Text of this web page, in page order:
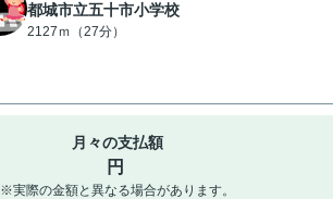
都城市立五十市小学校
2127ｍ（27分）
月々の支払額
円
※実際の金額と異なる場合があります。